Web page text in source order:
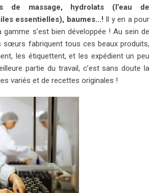
de massage, hydrolats (l’eau de
essentielles), baumes…! Il y en a pour
s’est bien développée ! Au sein de
sœurs fabriquent tous ces beaux produits,
les étiquettent, et les expédient un peu
partie du travail, c’est sans doute la
variés et de recettes originales !